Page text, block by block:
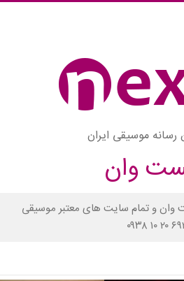
رسانه موسیقی ایران
وان
و تمام سایت های معتبر موسیقی
۱۰ ۲۰ ۶۹۲